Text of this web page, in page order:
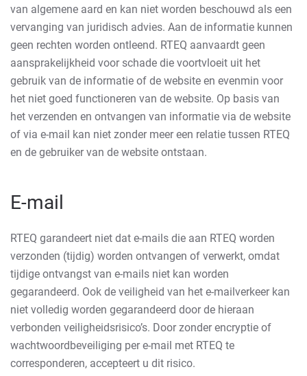
van algemene aard en kan niet worden beschouwd als een
vervanging van juridisch advies. Aan de informatie kunnen
geen rechten worden ontleend. RTEQ aanvaardt geen
aansprakelijkheid voor schade die voortvloeit uit het
gebruik van de informatie of de website en evenmin voor
het niet goed functioneren van de website. Op basis van
het verzenden en ontvangen van informatie via de website
of via e-mail kan niet zonder meer een relatie tussen RTEQ
en de gebruiker van de website ontstaan.
E-mail
RTEQ garandeert niet dat e-mails die aan RTEQ worden
verzonden (tijdig) worden ontvangen of verwerkt, omdat
tijdige ontvangst van e-mails niet kan worden
gegarandeerd. Ook de veiligheid van het e-mailverkeer kan
niet volledig worden gegarandeerd door de hieraan
verbonden veiligheidsrisico’s. Door zonder encryptie of
wachtwoordbeveiliging per e-mail met RTEQ te
corresponderen, accepteert u dit risico.